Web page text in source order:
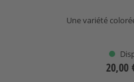
Une variété
20,00